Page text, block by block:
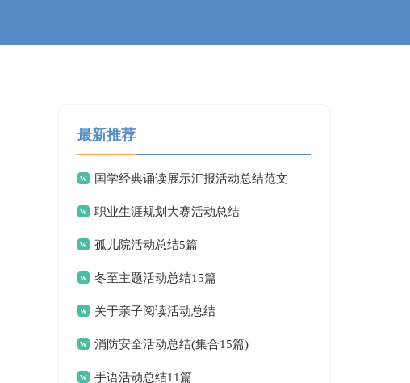
最新推荐
国学经典诵读展示汇报活动总结范文
职业生涯规划大赛活动总结
孤儿院活动总结5篇
冬至主题活动总结15篇
关于亲子阅读活动总结
消防安全活动总结(集合15篇)
手语活动总结11篇